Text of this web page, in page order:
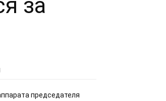
за
председателя